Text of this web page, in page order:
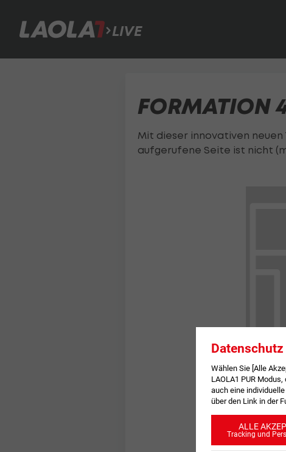
LIVE
FORMATION
Mit dieser innovativen
aufgerufene Seite ist nicht
Datenschutz
Wählen Sie [Alle
LAOLA1 PUR
auch eine
über den Link in der
ALLE
Tracking und